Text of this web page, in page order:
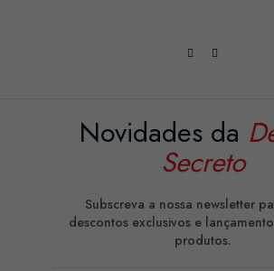
Novidades da
Secreto
Subscreva a nossa newsletter
descontos exclusivos e
produtos.